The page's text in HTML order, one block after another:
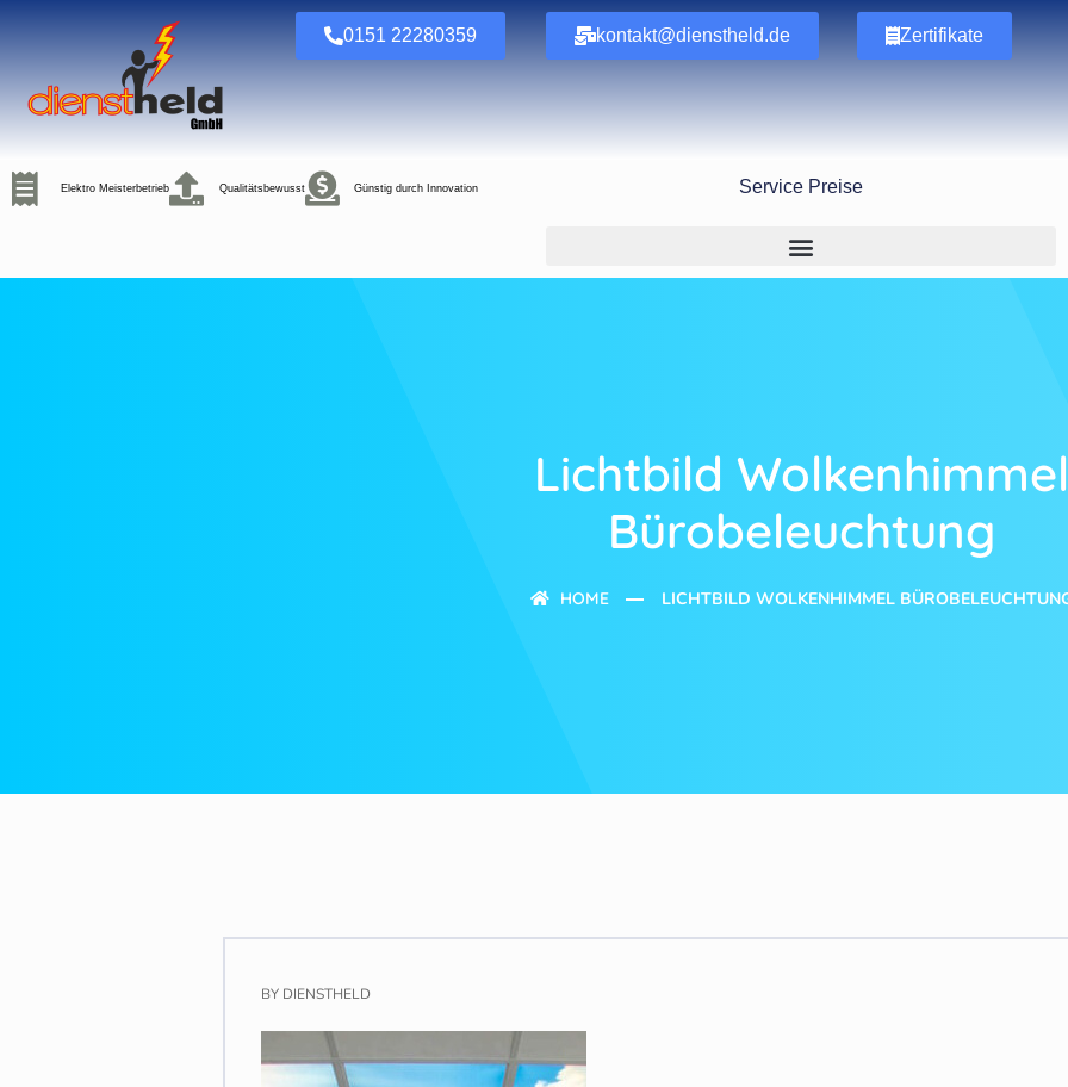
0151 22280359 kontakt@dienstheld.de Zertifikate
Elektro Meisterbetrieb Qualitätsbewusst Günstig durch Innovation Service Preise
Lichtbild Wolkenhimmel
Bürobeleuchtung
HOME LICHTBILD WOLKENHIMMEL
BY DIENSTHELD